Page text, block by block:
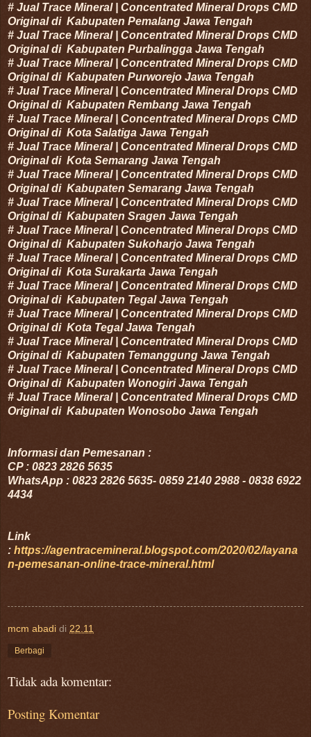
# Jual Trace Mineral | Concentrated Mineral Drops CMD
Original di Kabupaten Pemalang Jawa Tengah
# Jual Trace Mineral | Concentrated Mineral Drops CMD
Original di Kabupaten Purbalingga Jawa Tengah
# Jual Trace Mineral | Concentrated Mineral Drops CMD
Original di Kabupaten Purworejo Jawa Tengah
# Jual Trace Mineral | Concentrated Mineral Drops CMD
Original di Kabupaten Rembang Jawa Tengah
# Jual Trace Mineral | Concentrated Mineral Drops CMD
Original di Kota Salatiga Jawa Tengah
# Jual Trace Mineral | Concentrated Mineral Drops CMD
Original di Kota Semarang Jawa Tengah
# Jual Trace Mineral | Concentrated Mineral Drops CMD
Original di Kabupaten Semarang Jawa Tengah
# Jual Trace Mineral | Concentrated Mineral Drops CMD
Original di Kabupaten Sragen Jawa Tengah
# Jual Trace Mineral | Concentrated Mineral Drops CMD
Original di Kabupaten Sukoharjo Jawa Tengah
# Jual Trace Mineral | Concentrated Mineral Drops CMD
Original di Kota Surakarta Jawa Tengah
# Jual Trace Mineral | Concentrated Mineral Drops CMD
Original di Kabupaten Tegal Jawa Tengah
# Jual Trace Mineral | Concentrated Mineral Drops CMD
Original di Kota Tegal Jawa Tengah
# Jual Trace Mineral | Concentrated Mineral Drops CMD
Original di Kabupaten Temanggung Jawa Tengah
# Jual Trace Mineral | Concentrated Mineral Drops CMD
Original di Kabupaten Wonogiri Jawa Tengah
# Jual Trace Mineral | Concentrated Mineral Drops CMD
Original di Kabupaten Wonosobo Jawa Tengah
Informasi dan Pemesanan :
CP : 0823 2826 5635
WhatsApp : 0823 2826 5635- 0859 2140 2988 - 0838 6922
4434
Link
: https://agentracemineral.blogspot.com/2020/02/layana
n-pemesanan-online-trace-mineral.html
mcm abadi di 22.11
Berbagi
Tidak ada komentar:
Posting Komentar